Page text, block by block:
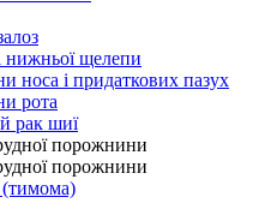
нижньої щелепи
носа і придаткових пазух
рота
рак шиї
порожнини
порожнини
(тимома)